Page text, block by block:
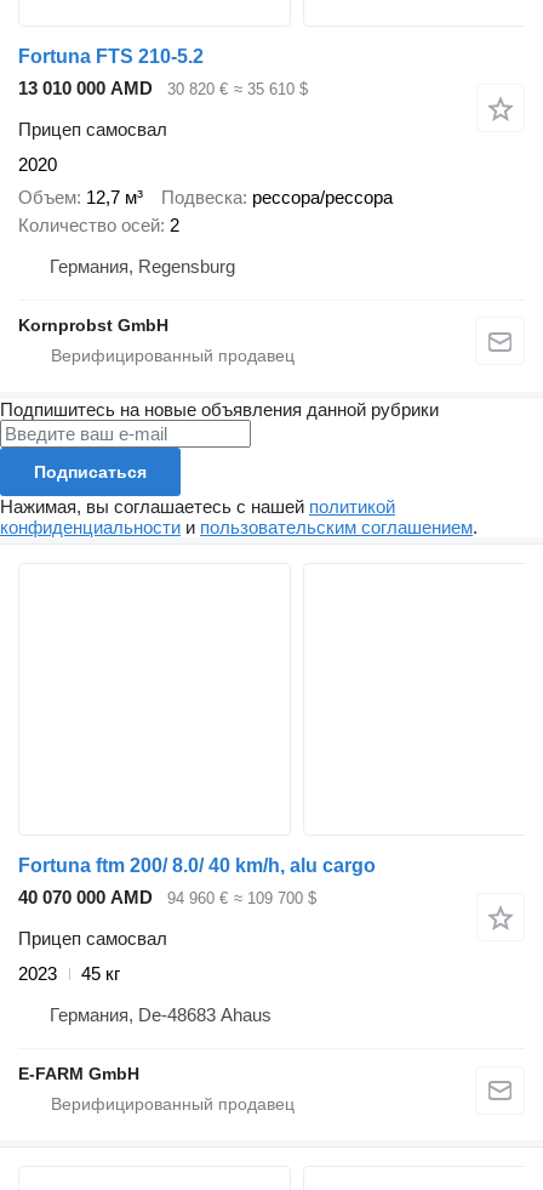
Fortuna FTS 210-5.2
13 010 000 AMD
30 820 € ≈ 35 610 $
Прицеп самосвал
2020
Объем 12,7 м³ Подвеска рессора/рессора
Количество осей 2
Германия, Regensburg
Kornprobst GmbH
Подпишитесь на новые объявления данной рубрики
Подписаться
Нажимая, вы соглашаетесь с нашей политикой
конфиденциальности и пользовательским соглашением.
Fortuna ftm 200/ 8.0/ 40 km/h, alu cargo
40 070 000 AMD
94 960 € ≈ 109 700 $
Прицеп самосвал
2023
45 кг
Германия, De-48683 Ahaus
E-FARM GmbH